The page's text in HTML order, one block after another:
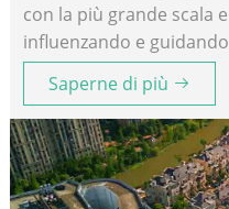
con la più grande scala
influenzando e
auto nelle aree locali e
chilometri.
Saperne di più